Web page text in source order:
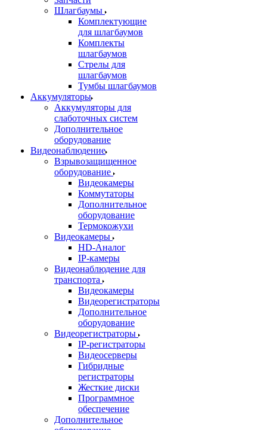
Шлагбаумы
Комплектующие
для шлагбаумов
Комплекты
шлагбаумов
Стрелы для
шлагбаумов
Тумбы шлагбаумов
Аккумуляторы
Аккумуляторы для
слаботочных систем
Дополнительное
оборудование
Видеонаблюдение
Взрывозащищенное
оборудование
Видеокамеры
Коммутаторы
Дополнительное
оборудование
Термокожухи
Видеокамеры
HD-Аналог
IP-камеры
Видеонаблюдение для
транспорта
Видеокамеры
Видеорегистраторы
Дополнительное
оборудование
Видеорегистраторы
IP-регистраторы
Видеосерверы
Гибридные
регистраторы
Жесткие диски
Программное
обеспечение
Дополнительное